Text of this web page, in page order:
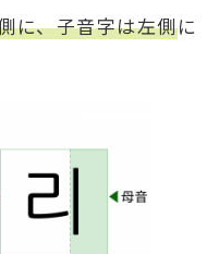
に、子音字は左側に